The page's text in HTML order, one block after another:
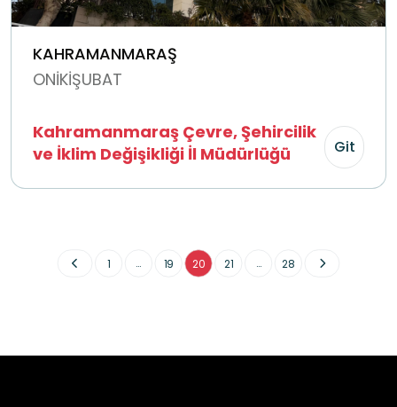
KAHRAMANMARAŞ
ONİKİŞUBAT
Kahramanmaraş Çevre, Şehircilik
ve İklim Değişikliği İl Müdürlüğü
Git
1 ... 19 20 21 ... 28